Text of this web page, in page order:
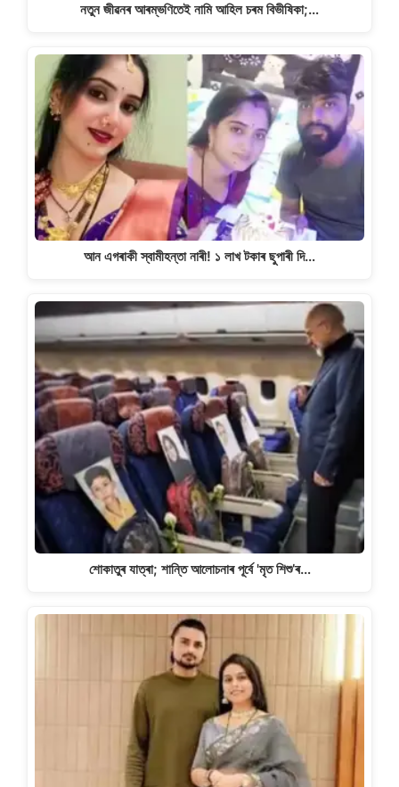
নতুন জীৱনৰ আৰম্ভণিতেই নামি আহিল চৰম বিভীষিকা;…
আন এগৰাকী স্বামীহন্তা নাৰী! ১ লাখ টকাৰ ছুপাৰী দি…
শোকাতুৰ যাত্ৰা; শান্তি আলোচনাৰ পূৰ্বে 'মৃত শিশু’ৰ…